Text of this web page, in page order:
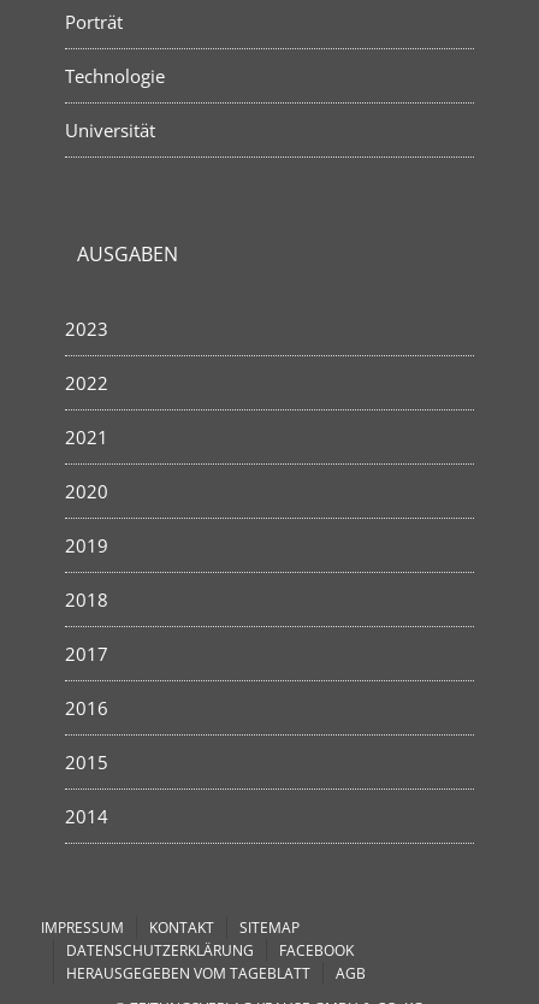
Porträt
Technologie
Universität
AUSGABEN
2023
2022
2021
2020
2019
2018
2017
2016
2015
2014
IMPRESSUM KONTAKT
SITEMAP
DATENSCHUTZERKLÄRUNG
FACEBOOK
HERAUSGEGEBEN VOM TAGEBLATT
AGB